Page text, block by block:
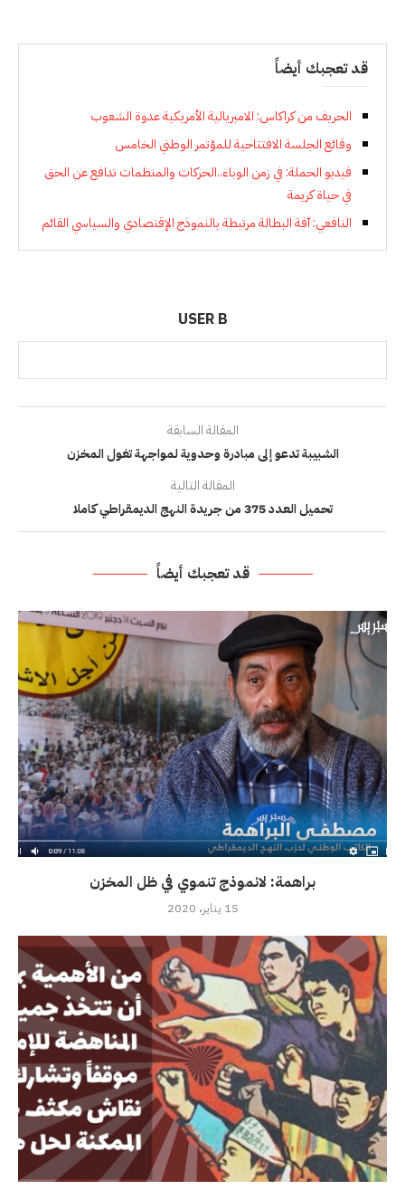
قد تعجبك أيضاً
الحريف من كراكاس: الامبريالية الأمريكية عدوة الشعوب
وقائع الجلسة الافتتاحية للمؤتمر الوطني الخامس
فيديو الحملة: في زمن الوباء..الحركات والمنظمات تدافع عن الحق
في حياة كريمة
النافعي: آفة البطالة مرتبطة بالنموذج الإقتصادي والسياسي القائم
USER B
المقالة السابقة
الشبيبة تدعو إلى مبادرة وحدوية لمواجهة تغول المخزن
المقالة التالية
تحميل العدد 375 من جريدة النهج الديمقراطي كاملا
قد تعجبك أيضاً
براهمة: لانموذج تنموي في ظل المخزن
15 يناير، 2020